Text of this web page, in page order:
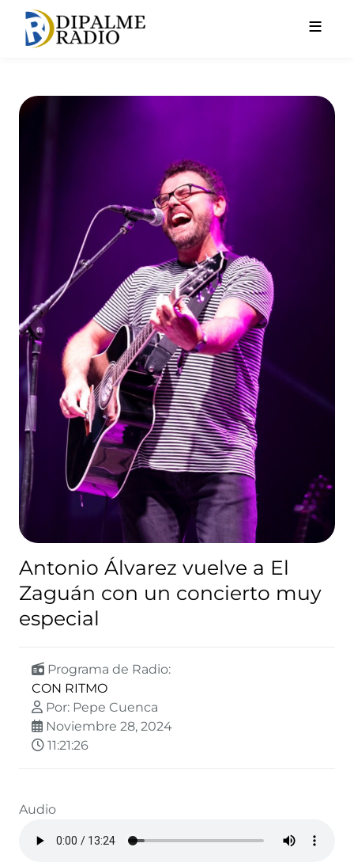
Antonio Álvarez vuelve a El
Antonio Álvarez vuelve a El
Zaguán con un concierto muy
especial
Programa de Radio:
CON RITMO
Por: Pepe Cuenca
Noviembre 28, 2024
11:21:26
Audio